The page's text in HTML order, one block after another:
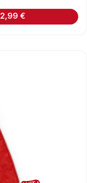
2,99 €